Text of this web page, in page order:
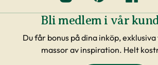
Bli medlem i vår
Du får bonus på dina inköp,
massor av inspiration. Helt